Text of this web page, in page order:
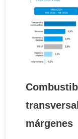
márgenes